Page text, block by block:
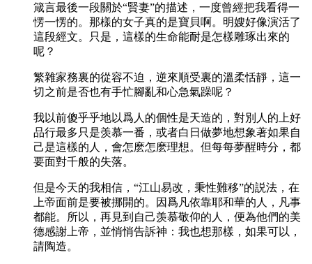
箴言最後一段關於“賢妻”的描述，一度曾經把我看得一
愣一愣的。那樣的女子真的是寶貝啊。明嫂好像演活了
這段經文。只是，這樣的生命能耐是怎樣雕琢出來的
呢？
繁雜家務裏的從容不迫，逆來順受裏的溫柔恬靜，這一
切之前是否也有手忙腳亂和心急氣躁呢？
我以前傻乎乎地以爲人的個性是天造的，對別人的上好
品行最多只是羡慕一番，或者白日做夢地想象著如果自
己是這樣的人，會怎麽怎麽理想。但每每夢醒時分，都
要面對千般的失落。
但是今天的我相信，“江山易改，秉性難移”的説法，在
上帝面前是要被挪開的。因爲凡依靠耶和華的人，凡事
都能。所以，再見到自己羡慕敬仰的人，便為他們的美
德感謝上帝，並悄悄告訴神：我也想那樣，如果可以，
請陶造。